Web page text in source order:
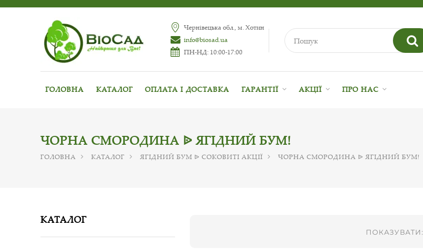
Чернівецька обл., м. Хотин
info@biosad.ua
ПН-НД: 10:00-17:00
ГОЛОВНА КАТАЛОГ ОПЛАТА І ДОСТАВКА ГАРАНТІЇ АКЦІЇ ПРО НАС
ЧОРНА СМОРОДИНА ᐉ ЯГІДНИЙ БУМ!
ГОЛОВНА КАТАЛОГ ЯГІДНИЙ БУМ ᐉ СОКОВИТІ АКЦІЇ ЧОРНА СМОРОДИНА ᐉ ЯГІДНИЙ БУМ!
КАТАЛОГ
ПОКАЗУВАТИ: